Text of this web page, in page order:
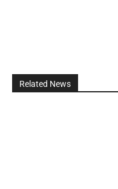
Related News